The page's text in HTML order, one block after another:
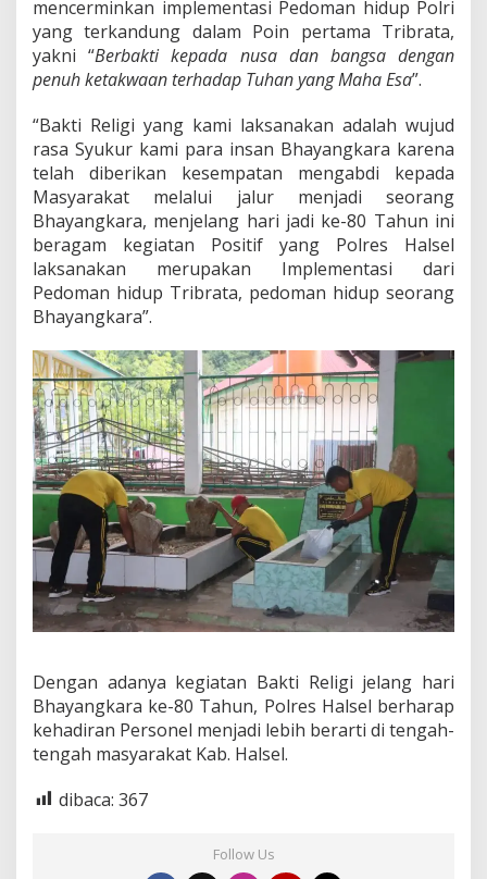
a
h
u
n
mencerminkan implementasi Pedoman hidup Polri
yang terkandung dalam Poin pertama Tribrata,
yakni “Berbakti kepada nusa dan bangsa dengan
penuh ketakwaan terhadap Tuhan yang Maha Esa”.
“Bakti Religi yang kami laksanakan adalah wujud
rasa Syukur kami para insan Bhayangkara karena
telah diberikan kesempatan mengabdi kepada
Masyarakat melalui jalur menjadi seorang
Bhayangkara, menjelang hari jadi ke-80 Tahun ini
beragam kegiatan Positif yang Polres Halsel
laksanakan merupakan Implementasi dari
Pedoman hidup Tribrata, pedoman hidup seorang
Bhayangkara”.
Dengan adanya kegiatan Bakti Religi jelang hari
Bhayangkara ke-80 Tahun, Polres Halsel berharap
kehadiran Personel menjadi lebih berarti di tengah-
tengah masyarakat Kab. Halsel.
dibaca: 367
Follow Us